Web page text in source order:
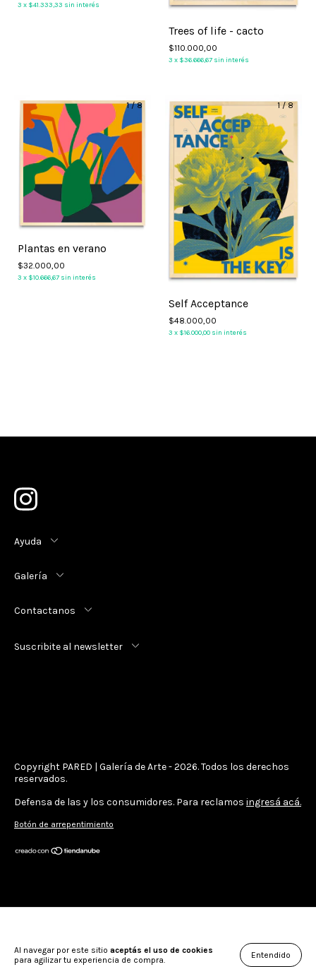
Al navegar por este sitio aceptás el uso de cookies
para agilizar tu experiencia de compra.
Entendido
3 x $41.333,33 sin interés
Trees of life - cacto
$110.000,00
3 x $36.666,67 sin interés
1/8
Plantas en verano
$32.000,00
3 x $10.666,67 sin interés
1/8
Self Acceptance
$48.000,00
3 x $16.000,00 sin interés
Ayuda
Galería
Contactanos
Suscribite al newsletter
Copyright PARED | Galería de Arte - 2026. Todos los derechos
reservados.
Defensa de las y los consumidores. Para reclamos ingresá acá.
Botón de arrepentimiento